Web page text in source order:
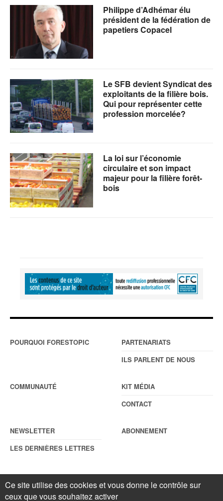
Philippe d’Adhémar élu
président de la fédération de
papetiers Copacel
Le SFB devient Syndicat des
exploitants de la filière bois.
Qui pour représenter cette
profession morcelée?
La loi sur l’économie
circulaire et son impact
majeur pour la filière forêt-
bois
POURQUOI FORESTOPIC
PARTENARIATS
ILS PARLENT DE NOUS
COMMUNAUTÉ
KIT MÉDIA
CONTACT
NEWSLETTER
LES DERNIÈRES LETTRES
ABONNEMENT
© ForestopicMentions légales. Reproduction interdite sans autorisation
écrite préalable.Gestionnaire de cookies
Ce site utilise des cookies et vous donne le contrôle sur
ceux que vous souhaitez activer